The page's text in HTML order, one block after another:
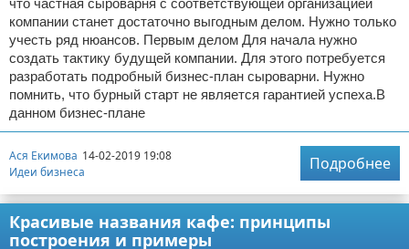
что частная сыроварня с соответствующей организацией
компании станет достаточно выгодным делом. Нужно только
учесть ряд нюансов. Первым делом Для начала нужно
создать тактику будущей компании. Для этого потребуется
разработать подробный бизнес-план сыроварни. Нужно
помнить, что бурный старт не является гарантией успеха.В
данном бизнес-плане
Ася Екимова 14-02-2019 19:08
Идеи бизнеса
Подробнее
Красивые названия кафе: принципы
построения и примеры